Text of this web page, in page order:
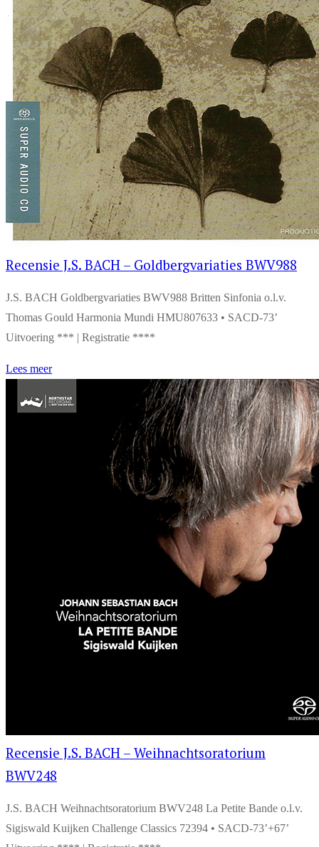
Recensie J.S. BACH – Goldbergvariaties BWV988
J.S. BACH Goldbergvariaties BWV988 Britten Sinfonia o.l.v.
Thomas Gould Harmonia Mundi HMU807633 • SACD-73’
Uitvoering *** | Registratie ****
Lees meer
Recensie J.S. BACH – Weihnachtsoratorium
BWV248
J.S. BACH Weihnachtsoratorium BWV248 La Petite Bande o.l.v.
Sigiswald Kuijken Challenge Classics 72394 • SACD-73’+67’